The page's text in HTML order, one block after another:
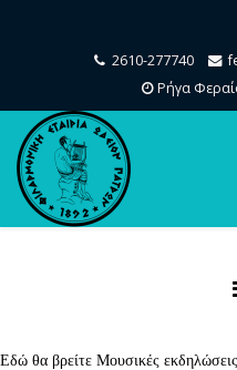
2610-277740
Ρήγα
Εδώ θα βρείτε Μουσικές